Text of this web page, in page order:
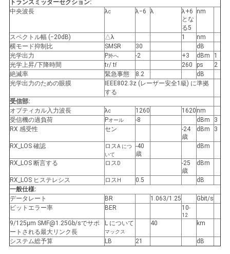
イ
バ
シ
ー
ポ
リ
シ
ー
トランスミッターセクション:
中央波長
λc λ−6 λ
λ+6
とな
る5
nm
スペクトル幅 (−20dB) △λ 1
nm
横モード抑制比
SMSR 30
dB
光学出力
P外へ -2 +3 dBm
1
光学上昇/下降時間
tr/ tf 260 ps
2
絶滅率
緊急事態 8.2
dB
光学出力のための眼膜
IEEE802.3z (レーザー安全1級) に準拠
する
受信部:
オプティカル入力波長
λc 1260 1620 nm
受信機の過負荷
Pオール -8 dBm
3
RX 感受性
セン
-24
歳
dBm 3
RX_LOS 確認 ロスA につ
いて
-40
歳
dBm
RX_LOS 断言する ロス D
-25
歳
dBm
RX_LOS ヒステレシス ロス H 0.5
dB
一般仕様:
データレート
BR 1.063/1.25
Gbit/s
ビットエラー率
BER 10-
12
9/125μm SMF@1.25Gb/sでサポ
ートされる最大リンク長
L について
マックス
40 km
システム総予算 LB 21 dB